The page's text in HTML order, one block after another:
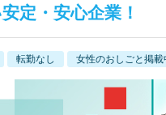
定・安心企業！
転勤なし 女性のおしごと掲載